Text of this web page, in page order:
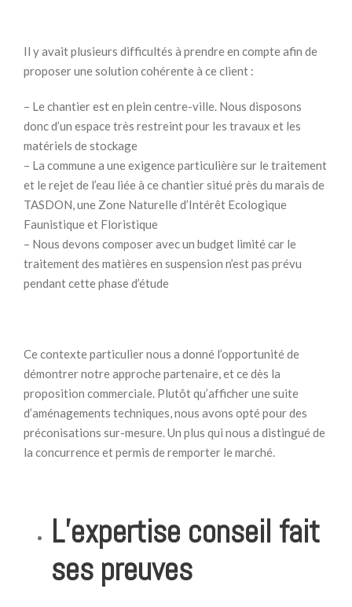
Il y avait plusieurs difficultés à prendre en compte afin de
proposer une solution cohérente à ce client :
– Le chantier est en plein centre-ville. Nous disposons
donc d’un espace très restreint pour les travaux et les
matériels de stockage
– La commune a une exigence particulière sur le traitement
et le rejet de l’eau liée à ce chantier situé près du marais de
TASDON, une Zone Naturelle d’Intérêt Ecologique
Faunistique et Floristique
– Nous devons composer avec un budget limité car le
traitement des matières en suspension n’est pas prévu
pendant cette phase d’étude
Ce contexte particulier nous a donné l’opportunité de
démontrer notre approche partenaire, et ce dès la
proposition commerciale. Plutôt qu’afficher une suite
d’aménagements techniques, nous avons opté pour des
préconisations sur-mesure. Un plus qui nous a distingué de
la concurrence et permis de remporter le marché.
L’expertise conseil fait
ses preuves